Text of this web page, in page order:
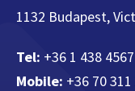
1132 Budapest,
Tel: +36 1 438 4567
Mobile: +36 70